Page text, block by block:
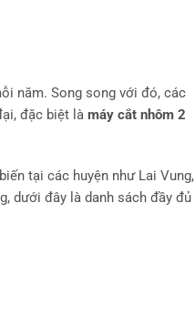
năm. Song song với đó, các
đặc biệt là máy cắt nhôm 2
tại các huyện như Lai Vung,
dưới đây là danh sách đầy đủ